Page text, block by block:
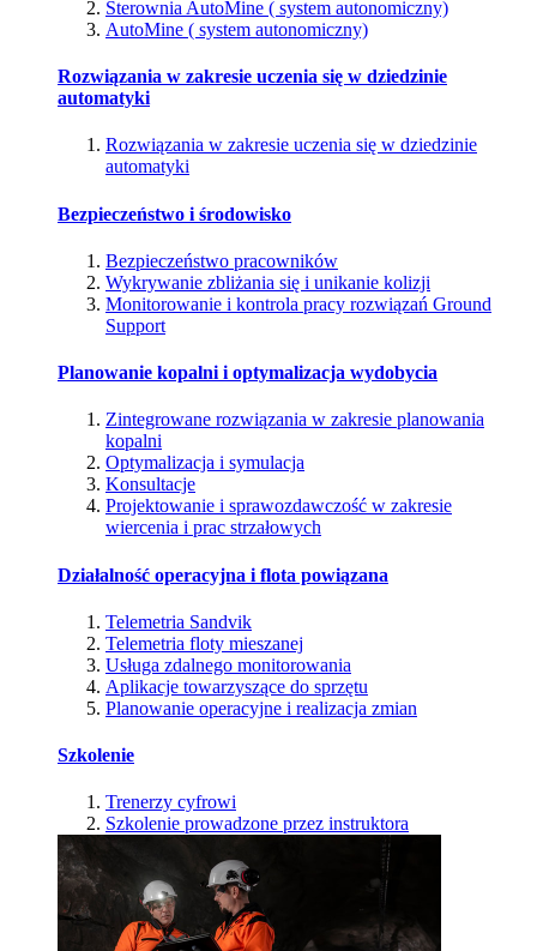
Sterownia AutoMine ( system autonomiczny)
AutoMine ( system autonomiczny)
Rozwiązania w zakresie uczenia się w dziedzinie
automatyki
Rozwiązania w zakresie uczenia się w dziedzinie
automatyki
Bezpieczeństwo i środowisko
Bezpieczeństwo pracowników
Wykrywanie zbliżania się i unikanie kolizji
Monitorowanie i kontrola pracy rozwiązań Ground
Support
Planowanie kopalni i optymalizacja wydobycia
Zintegrowane rozwiązania w zakresie planowania
kopalni
Optymalizacja i symulacja
Konsultacje
Projektowanie i sprawozdawczość w zakresie
wiercenia i prac strzałowych
Działalność operacyjna i flota powiązana
Telemetria Sandvik
Telemetria floty mieszanej
Usługa zdalnego monitorowania
Aplikacje towarzyszące do sprzętu
Planowanie operacyjne i realizacja zmian
Szkolenie
Trenerzy cyfrowi
Szkolenie prowadzone przez instruktora